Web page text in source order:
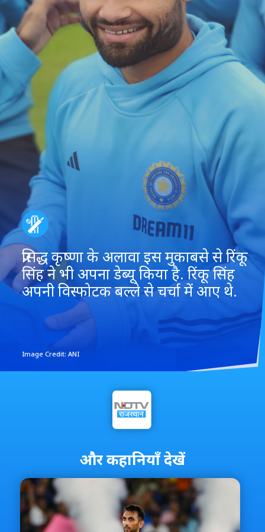
प्रसिद्ध कृष्णा के अलावा इस मुकाबसे से रिंकू
सिंह ने भी अपना डेब्यू किया है. रिंकू सिंह
अपनी विस्फोटक बल्ले से चर्चा में आए थे.
Image Credit: ANI
और कहानियाँ देखें